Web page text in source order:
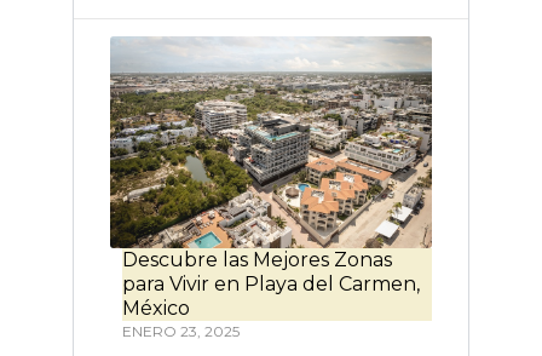
Descubre las Mejores Zonas
para Vivir en Playa del Carmen,
México
ENERO 23, 2025